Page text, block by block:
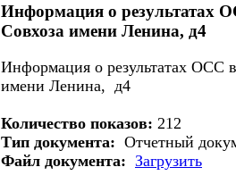
Информация о результатах
Совхоза имени Ленина, д4
Информация о результатах ОСС
имени Ленина, д4
Количество показов: 212
Тип документа: Отчетный
Файл документа: Загрузить